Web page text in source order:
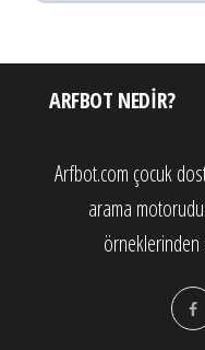
ARFBOT NEDIR?
Arfbot.com çocuk
arama